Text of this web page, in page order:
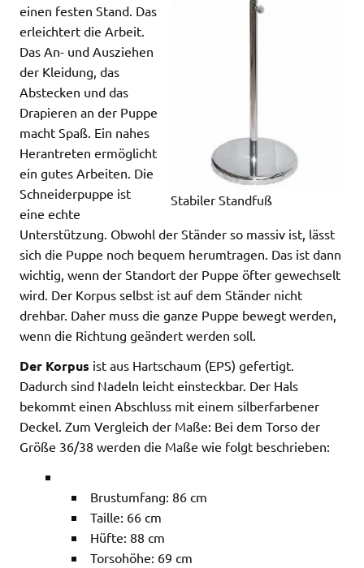
Stabiler Standfuß
einen festen Stand. Das
erleichtert die Arbeit.
Das An- und Ausziehen
der Kleidung, das
Abstecken und das
Drapieren an der Puppe
macht Spaß. Ein nahes
Herantreten ermöglicht
ein gutes Arbeiten. Die
Schneiderpuppe ist
eine echte
Unterstützung. Obwohl der Ständer so massiv ist, lässt
sich die Puppe noch bequem herumtragen. Das ist dann
wichtig, wenn der Standort der Puppe öfter gewechselt
wird. Der Korpus selbst ist auf dem Ständer nicht
drehbar. Daher muss die ganze Puppe bewegt werden,
wenn die Richtung geändert werden soll.
Der Korpus ist aus Hartschaum (EPS) gefertigt.
Dadurch sind Nadeln leicht einsteckbar. Der Hals
bekommt einen Abschluss mit einem silberfarbener
Deckel. Zum Vergleich der Maße: Bei dem Torso der
Größe 36/38 werden die Maße wie folgt beschrieben:
Brustumfang: 86 cm
Taille: 66 cm
Hüfte: 88 cm
Torsohöhe: 69 cm